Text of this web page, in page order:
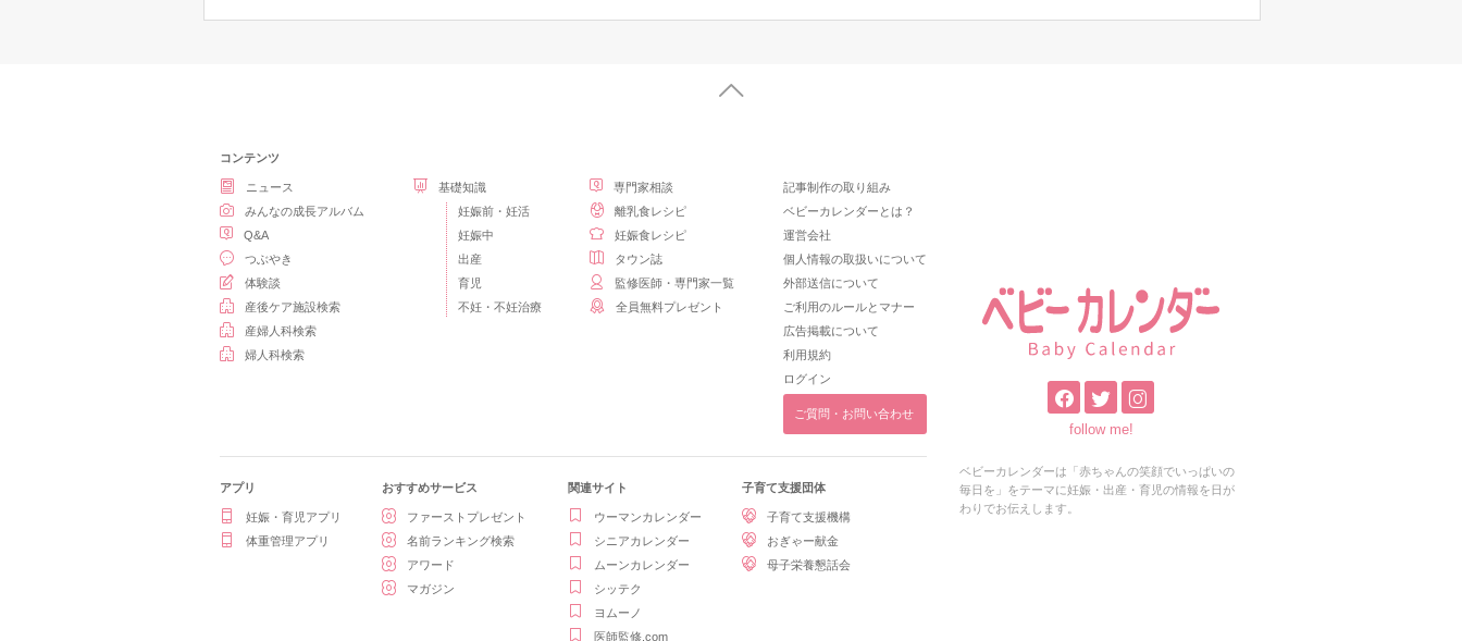
コンテンツ
ニュース
みんなの成長アルバム
Q&A
つぶやき
体験談
産後ケア施設検索
産婦人科検索
婦人科検索
基礎知識
妊娠前・妊活
妊娠中
出産
育児
不妊・不妊治療
専門家相談
離乳食レシピ
妊娠食レシピ
タウン誌
監修医師・専門家一覧
全員無料プレゼント
記事制作の取り組み
ベビーカレンダーとは？
運営会社
個人情報の取扱いについて
外部送信について
ご利用のルールとマナー
広告掲載について
利用規約
ログイン
ご質問・お問い合わせ
アプリ
妊娠・育児アプリ
体重管理アプリ
おすすめサービス
ファーストプレゼント
名前ランキング検索
アワード
マガジン
関連サイト
ウーマンカレンダー
シニアカレンダー
ムーンカレンダー
シッテク
ヨムーノ
医師監修.com
子育て支援団体
子育て支援機構
おぎゃー献金
母子栄養懇話会
follow me!
ベビーカレンダーは「赤ちゃんの笑顔でいっぱいの
毎日を」をテーマに妊娠・出産・育児の情報を日が
わりでお伝えします。